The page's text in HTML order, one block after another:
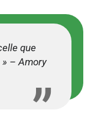
que
– Amory